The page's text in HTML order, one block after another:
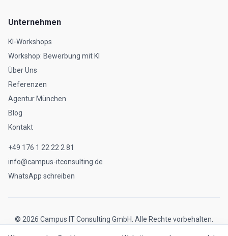
Unternehmen
KI-Workshops
Workshop: Bewerbung mit KI
Über Uns
Referenzen
Agentur München
Blog
Kontakt
+49 176 1 22 22 2 81
info@campus-itconsulting.de
WhatsApp schreiben
© 2026 Campus IT Consulting GmbH. Alle Rechte vorbehalten.